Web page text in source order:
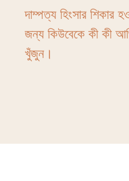
দাম্পত্য হিংসার শিকার
জন্য কিউবেকে কী কী
খুঁজুন।